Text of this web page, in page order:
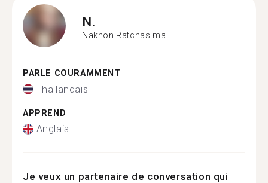
N.
Nakhon Ratchasima
PARLE COURAMMENT
Thaïlandais
APPREND
Anglais
Je veux un partenaire de conversation qui